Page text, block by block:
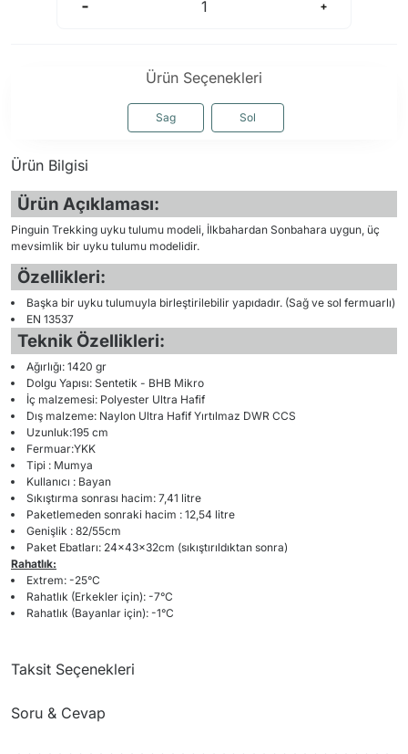
Ürün Seçenekleri
Sag Sol
Ürün Bilgisi
Ürün Açıklaması:
Pinguin Trekking uyku tulumu modeli, İlkbahardan Sonbahara uygun, üç
mevsimlik bir uyku tulumu modelidir.
Özellikleri:
Başka bir uyku tulumuyla birleştirilebilir yapıdadır. (Sağ ve sol fermuarlı)
EN 13537
Teknik Özellikleri:
Ağırlığı: 1420 gr
Dolgu Yapısı: Sentetik - BHB Mikro
İç malzemesi: Polyester Ultra Hafif
Dış malzeme: Naylon Ultra Hafif Yırtılmaz DWR CCS
Uzunluk:195 cm
Fermuar:YKK
Tipi : Mumya
Kullanıcı : Bayan
Sıkıştırma sonrası hacim: 7,41 litre
Paketlemeden sonraki hacim : 12,54 litre
Genişlik : 82/55cm
Paket Ebatları: 24x43x32cm (sıkıştırıldıktan sonra)
Rahatlık:
Extrem: -25°C
Rahatlık (Erkekler için): -7°C
Rahatlık (Bayanlar için): -1°C
Taksit Seçenekleri
Soru & Cevap